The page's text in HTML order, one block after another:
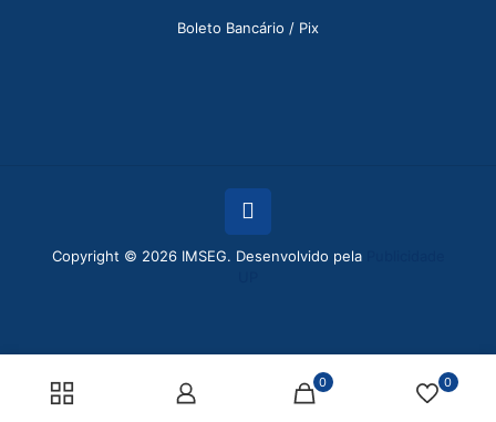
Boleto Bancário / Pix
Copyright © 2026 IMSEG. Desenvolvido pela
0 0